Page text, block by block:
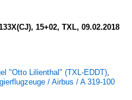
15+02, TXL, 09.02.2018
"Otto Lilienthal" (TXL-EDDT),
/ Airbus / A 319-100